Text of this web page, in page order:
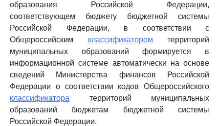
образования Российской Федерации,
соответствующем бюджету бюджетной системы
Российской Федерации, в соответствии с
Общероссийским классификатором территорий
муниципальных образований формируется в
информационной системе автоматически на основе
сведений Министерства финансов Российской
Федерации о соответствии кодов Общероссийского
классификатора территорий муниципальных
образований бюджетам бюджетной системы
Российской Федерации.